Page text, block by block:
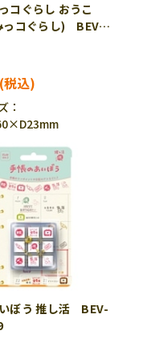
コぐらし おうこ
コぐらし) BEV-
：
ぼう 推し活 BEV-